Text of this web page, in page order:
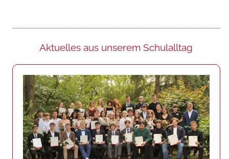
Aktuelles aus unserem Schulalltag